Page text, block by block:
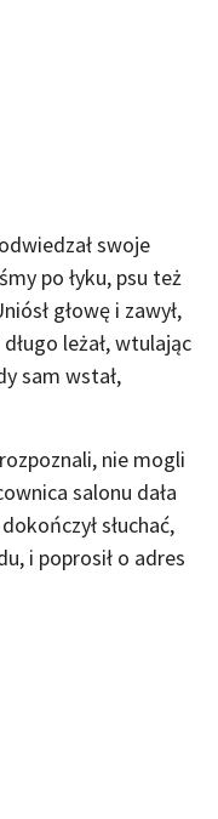
swoje
po łyku, psu też
głowę i zawył,
leżał, wtulając
sam wstał,
nie mogli
salonu dała
słuchać,
i poprosił o adres